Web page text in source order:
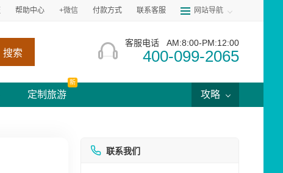
帮助中心 +微信 付款方式 联系客服 网站导航
搜索
客服电话 AM:8:00-PM:12:00
400-099-2065
定制旅游
新
攻略
联系我们